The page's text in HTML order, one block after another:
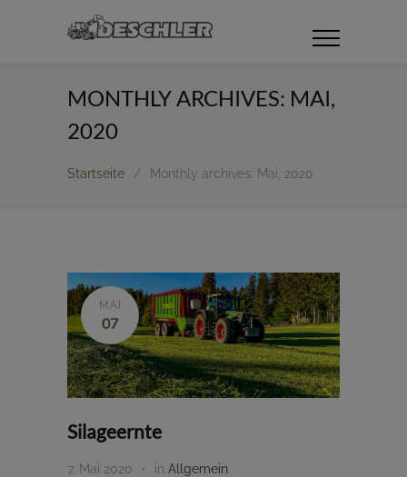
MONTHLY ARCHIVES: MAI,
2020
Startseite / Monthly archives: Mai, 2020
MAI
07
Silageernte
7. Mai 2020 in Allgemein